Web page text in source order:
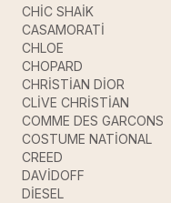
CHİC SHAİK
CASAMORATİ
CHLOE
CHOPARD
CHRİSTİAN DİOR
CLİVE CHRİSTİAN
COMME DES GARCONS
COSTUME NATİONAL
CREED
DAVİDOFF
DİESEL